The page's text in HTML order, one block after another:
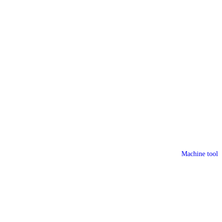
Machine tool